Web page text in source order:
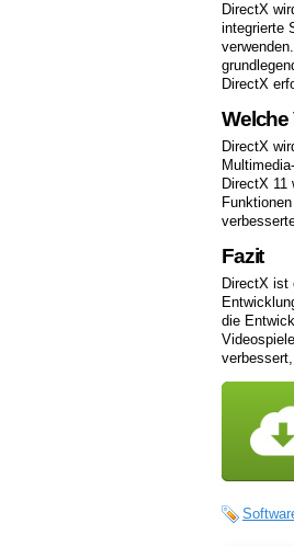
DirectX
integrierte
DirectX
Welche
DirectX
DirectX
Fazit
DirectX ist
die